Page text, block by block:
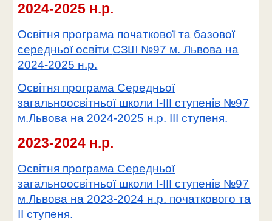
2024-2025 н.р.
Освітня програма початкової та базової
середньої освіти СЗШ №97 м. Львова на
2024-2025 н.р.
Освітня програма Середньої
загальноосвітньої школи I-III ступенів №97
м.Львова на 2024-2025 н.р. III ступеня.
2023-2024 н.р.
Освітня програма Середньої
загальноосвітньої школи I-III ступенів №97
м.Львова на 2023-2024 н.р. початкового та
II ступеня.